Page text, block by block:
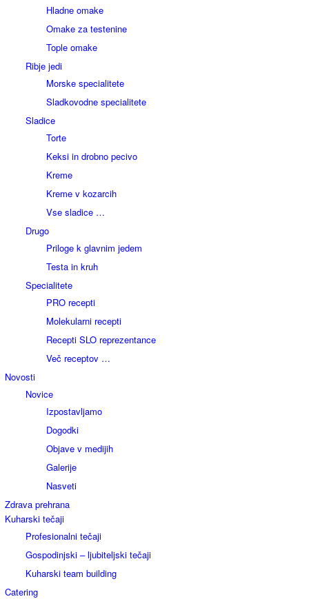
Hladne omake
Omake za testenine
Tople omake
Ribje jedi
Morske specialitete
Sladkovodne specialitete
Sladice
Torte
Keksi in drobno pecivo
Kreme
Kreme v kozarcih
Vse sladice …
Drugo
Priloge k glavnim jedem
Testa in kruh
Specialitete
PRO recepti
Molekularni recepti
Recepti SLO reprezentance
Več receptov …
Novosti
Novice
Izpostavljamo
Dogodki
Objave v medijih
Galerije
Nasveti
Zdrava prehrana
Kuharski tečaji
Profesionalni tečaji
Gospodinjski – ljubiteljski tečaji
Kuharski team building
Catering